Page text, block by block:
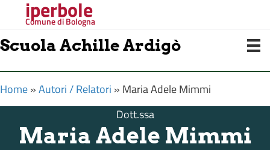
iperbole
Comune di Bologna
Scuola Achille Ardigò
Home»Autori / Relatori » Maria Adele Mimmi
Dott.ssa
Maria Adele Mimmi